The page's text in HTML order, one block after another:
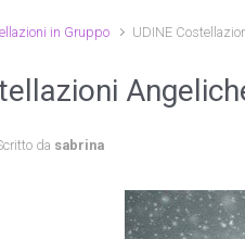
in Gruppo UDINE
da sabrina